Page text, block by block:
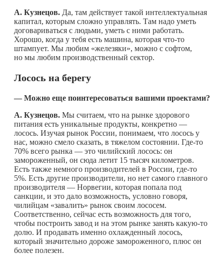
А. Кузнецов. Да, там действует такой интеллектуальная
капитал, которым сложно управлять. Там надо уметь
договариваться с людьми, уметь с ними работать.
Хорошо, когда у тебя есть машина, которая что-то
штампует. Мы любим «железяки», можно с софтом,
но мы любим производственный сектор.
Лосось на берегу
— Можно еще поинтересоваться вашими проектами?
А. Кузнецов. Мы считаем, что на рынке здорового
питания есть уникальные продукты, конкретно —
лосось. Изучая рынок России, понимаем, что лосось у
нас, можно смело сказать, в тяжелом состоянии. Где-то
70% всего рынка — это чилийский лосось: он
замороженный, он сюда летит 15 тысяч километров.
Есть также немного производителей в России, где-то
5%. Есть другие производители, но нет самого главного
производителя — Норвегии, которая попала под
санкции, и это дало возможность, условно говоря,
чилийцам «завалить» рынок своим лососем.
Соответственно, сейчас есть возможность для того,
чтобы построить завод и на этом рынке занять какую-то
долю. И продавать именно охлажденный лосось,
который значительно дороже замороженного, плюс он
более полезен.